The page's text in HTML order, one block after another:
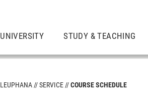
UNIVERSITY STUDY & TEACHING
LEUPHANA SERVICE COURSE SCHEDULE